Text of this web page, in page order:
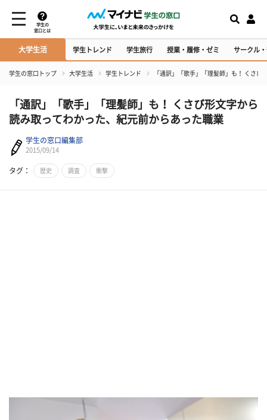
学生の
窓口とは
大学生活 学生トレンド 学生旅行 授業・履修・ゼミ サークル
学生の窓口トップ 大学生活 学生トレンド 「通訳」「歌手」「理髪師」も！ くさ
「通訳」「歌手」「理髪師」も！ くさび形文字から
読み取ってわかった、紀元前からあった職業
学生の窓口編集部
2015/09/14
タグ： 歴史 調査 衝撃